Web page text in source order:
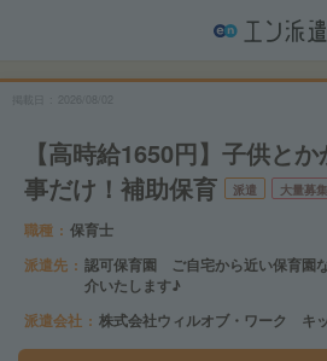
【高時給1650円】子供と
事だけ！補助保育
派遣 大量募
職種
保育士
派遣先
認可保育園 ご自宅から近い保育園
介いたします♪
派遣会社
株式会社ウィルオブ・ワーク キ